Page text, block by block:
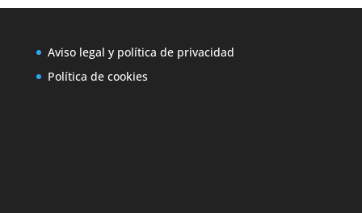
Aviso legal y política de privacidad
Política de cookies